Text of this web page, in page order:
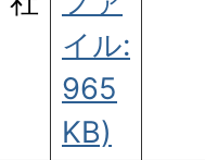
イル:
965
KB)